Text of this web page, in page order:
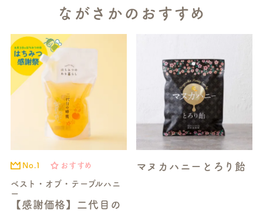
ながさかのおすすめ
No.1 おすすめ
ベスト・オブ・テーブルハニ
ー
【感謝価格】二代目の
マヌカハニーとろり飴